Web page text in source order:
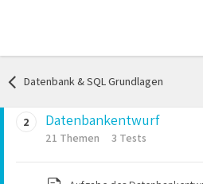
Datenbank & SQL Grundlagen
12 Themen
Vorlesung Content
2 Datenbankentwurf
21 Themen 3 Tests